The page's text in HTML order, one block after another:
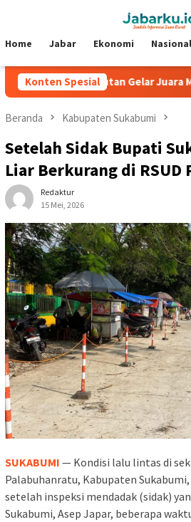
Mobile
Home Jabar Ekonomi Nasional
Konten Spesial
Perebutan Gelar Juara Makin
Beranda Kabupaten Sukabumi
Setelah Sidak Bupati
Liar Berkurang di RSUD
Redaktur
15 Mei, 2026
SUKABUMI — Kondisi lalu lintas di
Palabuhanratu, Kabupaten
setelah inspeksi mendadak (sidak)
Sukabumi, Asep Japar, beberapa